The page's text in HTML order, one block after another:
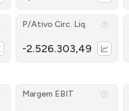
P/Ativo Circ. Liq.
-2.526.303,49
Margem EBIT